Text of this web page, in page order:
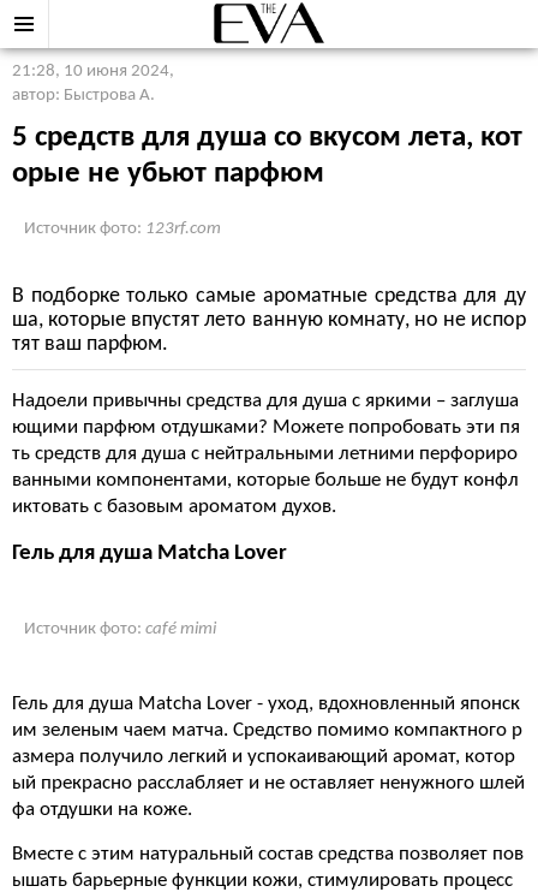
21:28, 10 июня 2024,
автор: Быстрова А.
5 средств для душа со вкусом лета, кот
орые не убьют парфюм
Источник фото: 123rf.com
В подборке только самые ароматные средства для ду
ша, которые впустят лето ванную комнату, но не испор
тят ваш парфюм.
Надоели привычны средства для душа с яркими – заглуша
ющими парфюм отдушками? Можете попробовать эти пя
ть средств для душа с нейтральными летними перфориро
ванными компонентами, которые больше не будут конфл
иктовать с базовым ароматом духов.
Гель для душа Matcha Lover
Источник фото: café mimi
Гель для душа Matcha Lover - уход, вдохновленный японск
им зеленым чаем матча. Средство помимо компактного р
азмера получило легкий и успокаивающий аромат, котор
ый прекрасно расслабляет и не оставляет ненужного шлей
фа отдушки на коже.
Вместе с этим натуральный состав средства позволяет пов
ышать барьерные функции кожи, стимулировать процесс